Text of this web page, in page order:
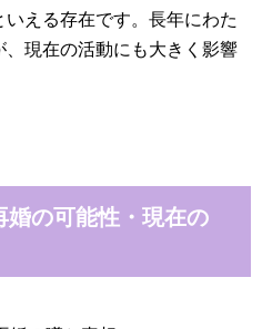
える存在です。長年にわた
現在の活動にも大きく影響
婚の可能性・現在の